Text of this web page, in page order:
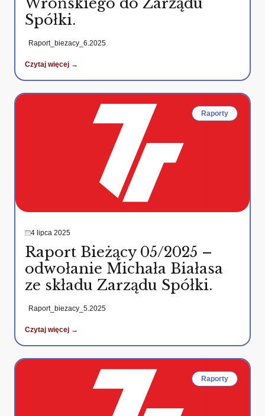
Spółki.
Raport_biezacy_6.2025
Czytaj więcej →
Raporty
4 lipca 2025
Raport Bieżący 05/2025 –
odwołanie Michała Białasa
ze składu Zarządu Spółki.
Raport_biezacy_5.2025
Czytaj więcej →
Raporty